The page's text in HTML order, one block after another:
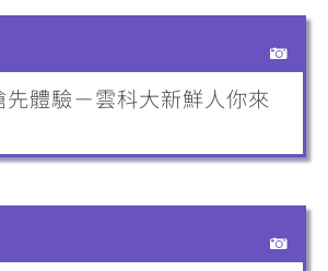
體驗－雲科大新鮮人你來